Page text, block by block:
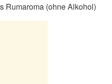
Rumaroma (ohne Alkohol)